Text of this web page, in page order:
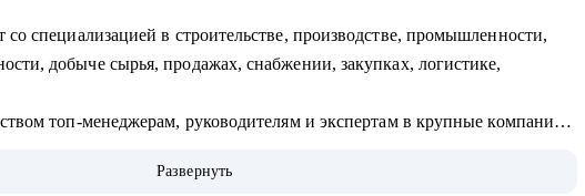
со специализацией в строительстве, производстве, промышленности,
добыче сырья, продажах, снабжении, закупках, логистике,
топ-менеджерам, руководителям и экспертам в крупные компании:
консультировании.
Развернуть